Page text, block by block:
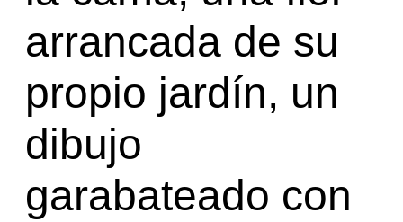
arrancada de su
propio jardín, un
dibujo
garabateado con